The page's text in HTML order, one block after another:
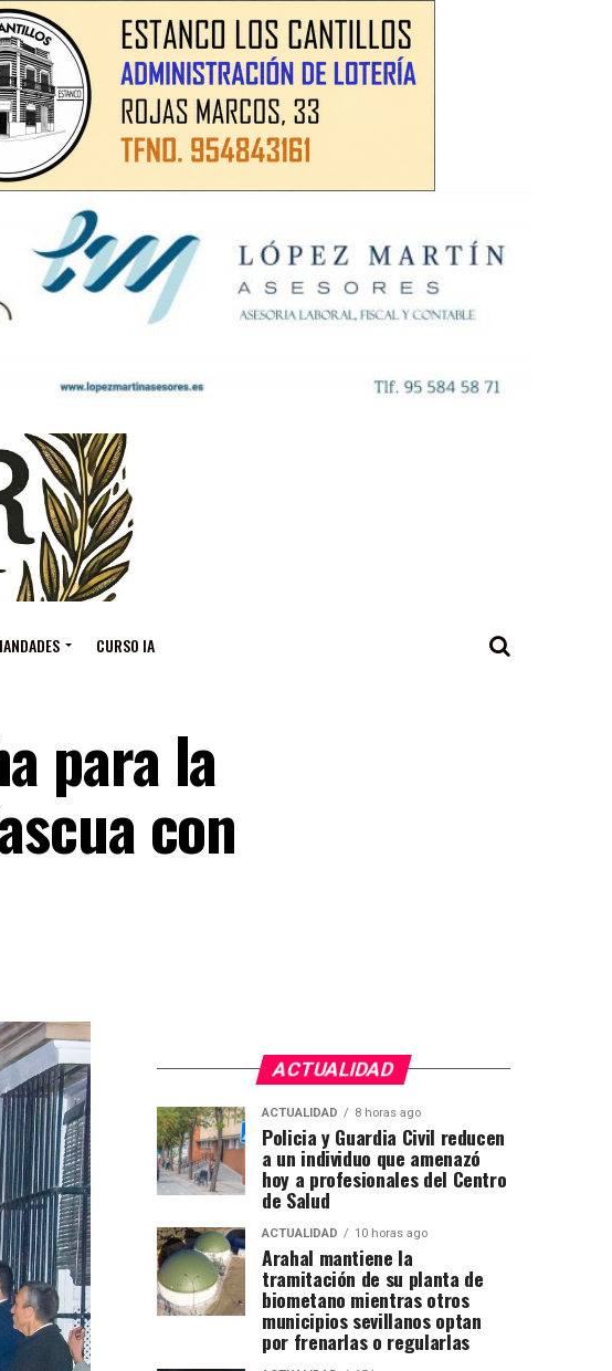
CURSO IA
para la
con
ACTUALIDAD
ACTUALIDAD 8 horas ago
Policia y Guardia Civil reducen
a un individuo que amenazó
hoy a profesionales del Centro
de Salud
ACTUALIDAD 10 horas ago
Arahal mantiene la
tramitación de su planta de
biometano mientras otros
municipios sevillanos optan
por frenarlas o regularlas